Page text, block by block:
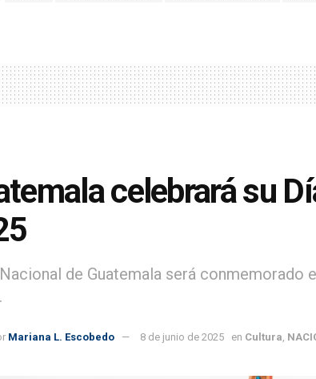
celebrará su
de Guatemala será conmemorado
Mariana L. Escobedo 8 de junio de 2025 en Cultura